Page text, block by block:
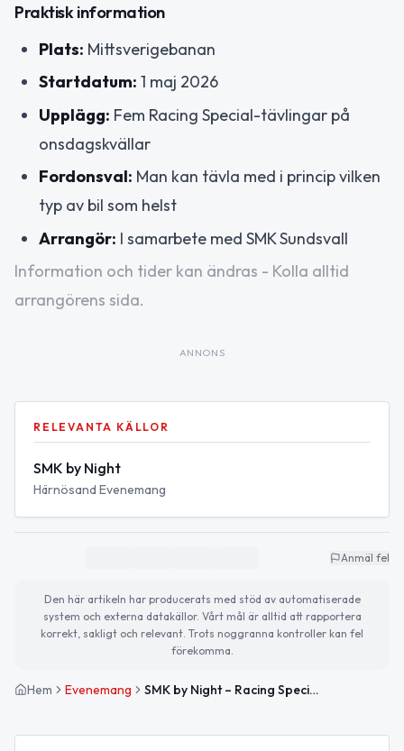
Praktisk information
Plats: Mittsverigebanan
Startdatum: 1 maj 2026
Upplägg: Fem Racing Special-tävlingar på
onsdagskvällar
Fordonsval: Man kan tävla med i princip vilken
typ av bil som helst
Arrangör: I samarbete med SMK Sundsvall
Information och tider kan ändras - Kolla alltid
arrangörens sida.
ANNONS
RELEVANTA KÄLLOR
SMK by Night
Härnösand Evenemang
Anmäl fel
Den här artikeln har producerats med stöd av automatiserade
system och externa datakällor. Vårt mål är alltid att rapportera
korrekt, sakligt och relevant. Trots noggranna kontroller kan fel
förekomma.
Hem Evenemang SMK by Night – Racing Special på Mittsverigebanan